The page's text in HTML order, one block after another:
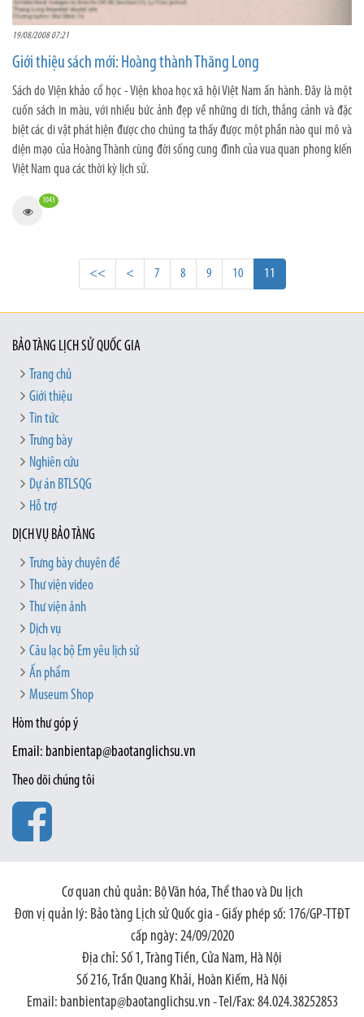
19/08/2008 07:21
Giới thiệu sách mới: Hoàng thành Thăng Long
Sách do Viện khảo cổ học - Viện khoa học xã hội Việt Nam ấn hành. Đây là một
cuốn sách in màu, với nhiều bức ảnh đẹp về những di tích, thắng cảnh và đặc
biệt các di vật phát hiện được cho chúng ta thấy được một phần nào qui mô và
diện mạo của Hoàng Thành cùng đời sống cung đình của vua quan phong kiến
Việt Nam qua các thời kỳ lịch sử.
1043
<< < 7 8 9 10 11
BẢO TÀNG LỊCH SỬ QUỐC GIA
Trang chủ
Giới thiệu
Tin tức
Trưng bày
Nghiên cứu
Dự án BTLSQG
Hỗ trợ
DỊCH VỤ BẢO TÀNG
Trưng bày chuyên đề
Thư viện video
Thư viện ảnh
Dịch vụ
Câu lạc bộ Em yêu lịch sử
Ấn phẩm
Museum Shop
Hòm thư góp ý
Email: banbientap@baotanglichsu.vn
Theo dõi chúng tôi
Cơ quan chủ quản: Bộ Văn hóa, Thể thao và Du lịch
Đơn vị quản lý: Bảo tàng Lịch sử Quốc gia - Giấy phép số: 176/GP-TTĐT
cấp ngày: 24/09/2020
Địa chỉ: Số 1, Tràng Tiền, Cửa Nam, Hà Nội
Số 216, Trần Quang Khải, Hoàn Kiếm, Hà Nội
Email: banbientap@baotanglichsu.vn - Tel/Fax: 84.024.38252853